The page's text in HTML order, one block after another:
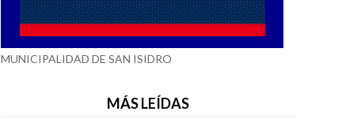
MUNICIPALIDAD DE SAN ISIDRO
MÁS LEÍDAS